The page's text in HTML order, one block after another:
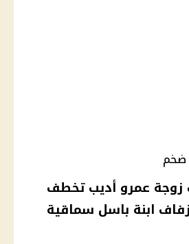
ضخم
زوجة عمرو أديب تخطف
ابنة باسل سماقية